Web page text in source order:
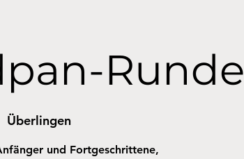
Runde
Überlingen
und Fortgeschrittene,